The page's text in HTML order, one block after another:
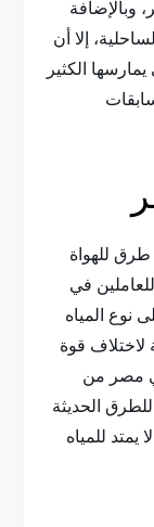
وبالإضافة
إلا أن
الكثير
للهواة
في
نوع المياه
لاختلاف قوة
مصر من
الحديثة
للمياه